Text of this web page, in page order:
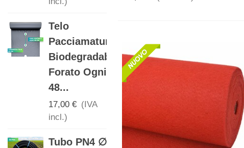
Telo
Pacciamatura
Biodegradabile
Forato Ogni
48...
17,00 € (IVA
incl.)
Tubo PN4 ∅
Biodegradabile
Con Fori...
DETERGENTE
IGIENIZZANTE
PER ERBA